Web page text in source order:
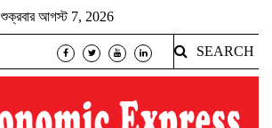
শুক্রবার আগস্ট 7, 2026
SEARCH